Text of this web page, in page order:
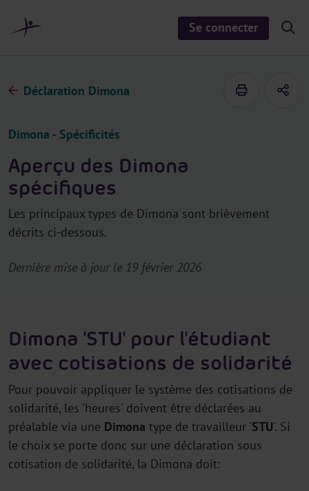
Se connecter
S
i
Déclaration Dimona
Dimona - Spécificités
Aperçu des Dimona
spécifiques
Les principaux types de Dimona sont brièvement
décrits ci-dessous.
Dernière mise à jour le 19 février 2026
Dimona 'STU' pour l'étudiant
avec cotisations de solidarité
Pour pouvoir appliquer le système des cotisations de
solidarité, les 'heures' doivent être déclarées au
préalable via une Dimona type de travailleur 'STU'. Si
le choix se porte donc sur une déclaration sous
cotisation de solidarité, la Dimona doit: